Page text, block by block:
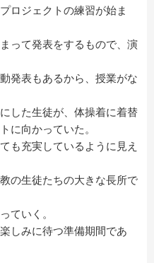
ロジェクトの練習が始ま
って発表をするもので、演
発表もあるから、授業がな
した生徒が、体操着に着替
に向かっていた。
も充実しているように見え
の生徒たちの大きな長所で
ていく。
しみに待つ準備期間であ